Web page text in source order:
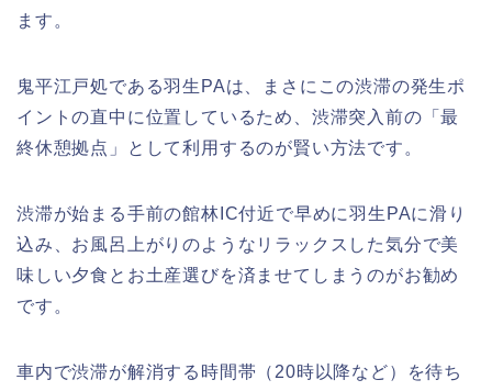
ます。
鬼平江戸処である羽生PAは、まさにこの渋滞の発生ポ
イントの直中に位置しているため、渋滞突入前の「最
終休憩拠点」として利用するのが賢い方法です。
渋滞が始まる手前の館林IC付近で早めに羽生PAに滑り
込み、お風呂上がりのようなリラックスした気分で美
味しい夕食とお土産選びを済ませてしまうのがお勧め
です。
車内で渋滞が解消する時間帯（20時以降など）を待ち